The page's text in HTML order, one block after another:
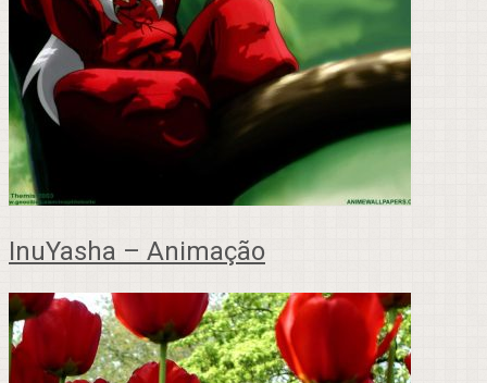
InuYasha – Animação